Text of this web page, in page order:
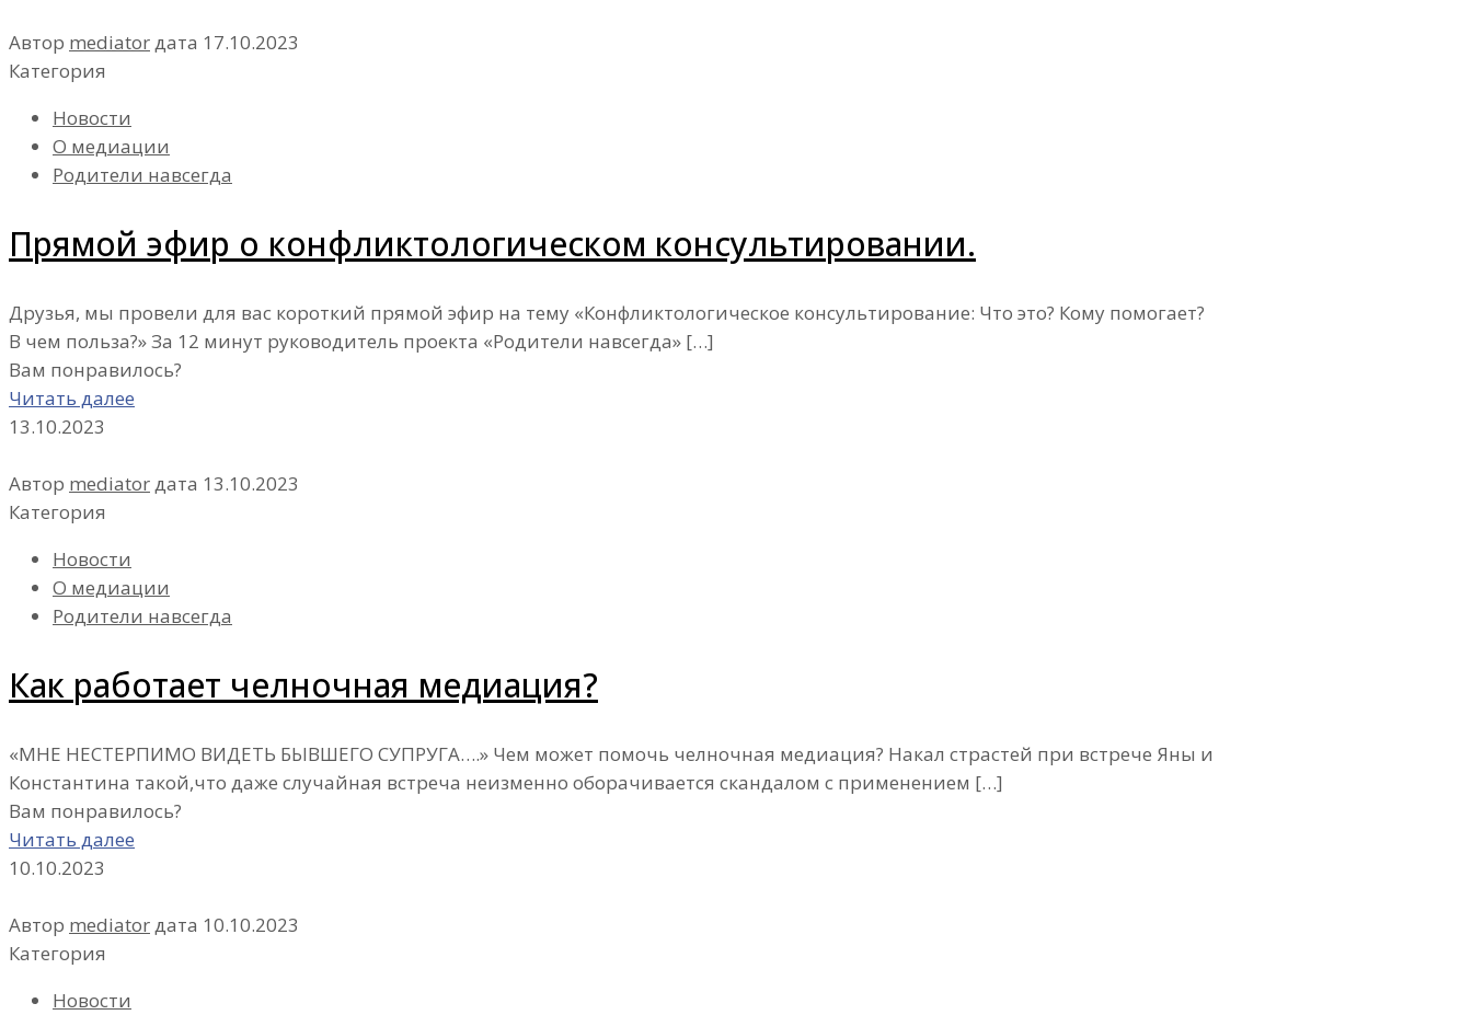
Автор mediatorдата 17.10.2023
Категория
Новости
О медиации
Родители навсегда
Прямой эфир о конфликтологическом консультировании.
Друзья, мы провели для вас короткий прямой эфир на тему «Конфликтологическое консультирование: Что это? Кому помогает?
В чем польза?» За 12 минут руководитель проекта «Родители навсегда» […]
Вам понравилось?
Читать далее
13.10.2023
Автор mediatorдата 13.10.2023
Категория
Новости
О медиации
Родители навсегда
Как работает челночная медиация?
«МНЕ НЕСТЕРПИМО ВИДЕТЬ БЫВШЕГО СУПРУГА….» Чем может помочь челночная медиация? Накал страстей при встрече Яны и
Константина такой,что даже случайная встреча неизменно оборачивается скандалом с применением […]
Вам понравилось?
Читать далее
10.10.2023
Автор mediatorдата 10.10.2023
Категория
Новости